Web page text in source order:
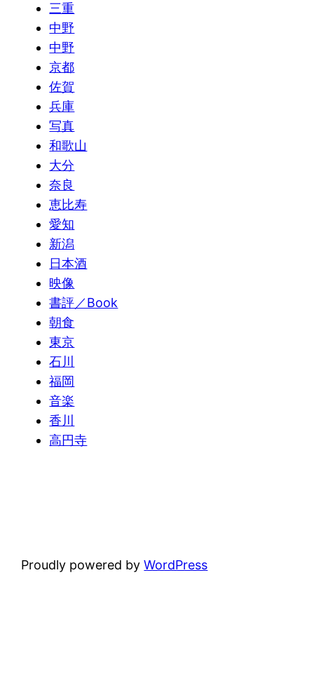
三重
中野
中野
京都
佐賀
兵庫
写真
和歌山
大分
奈良
恵比寿
愛知
新潟
日本酒
映像
書評／Book
朝食
東京
石川
福岡
音楽
香川
高円寺
Proudly powered byWordPress